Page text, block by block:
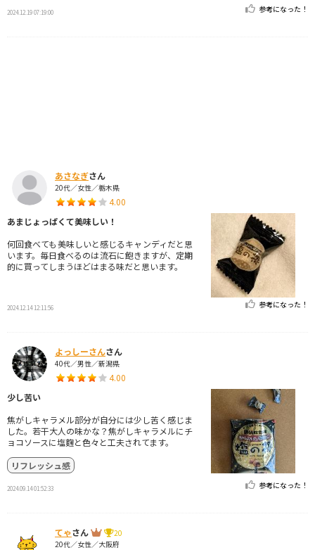
2024.12.19 07:19:00 参考になった！
あさなぎさん
20代／女性／栃木県
4.00
あまじょっぱくて美味しい！
何回食べても美味しいと感じるキャンディだと思
います。毎日食べるのは流石に飽きますが、定期
的に買ってしまうほどはまる味だと思います。
2024.12.14 12:11:56 参考になった！
よっしーさんさん
40代／男性／新潟県
4.00
少し苦い
焦がしキャラメル部分が自分には少し苦く感じま
した。若干大人の味かな？焦がしキャラメルにチ
ョコソースに塩麴と色々と工夫されてます。
リフレッシュ感
2024.09.14 01:52:33 参考になった！
てゃさん
20
20代／女性／大阪府